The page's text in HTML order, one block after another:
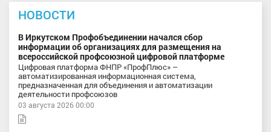
НОВОСТИ
В Иркутском Профобъединении начался сбор
информации об организациях для размещения на
всероссийской профсоюзной цифровой платформе
Цифровая платформа ФНПР «ПрофПлюс» –
автоматизированная информационная система,
предназначенная для объединения и автоматизации
деятельности профсоюзов
03 августа 2026 00:00